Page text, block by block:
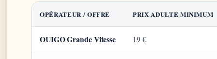
OPÉRATEUR / OFFRE PRIX ADULTE MINIMUM
OUIGO Grande Vitesse 19 €